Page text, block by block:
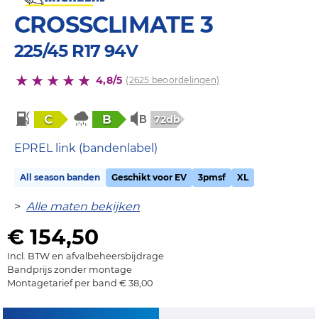
CROSSCLIMATE 3
225/45 R17 94V
4,8/5 (2625 beoordelingen)
C B 72db
EPREL link (bandenlabel)
All season banden Geschikt voor EV 3pmsf XL
> Alle maten bekijken
€ 154,50
Incl. BTW en afvalbeheersbijdrage
Bandprijs zonder montage
Montagetarief per band € 38,00